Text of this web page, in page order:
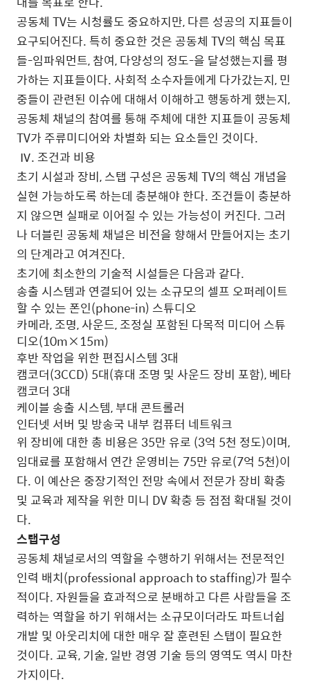
공동체 TV는 시청률도 중요하지만, 다른 성공의 지표들이
요구되어진다. 특히 중요한 것은 공동체 TV의 핵심 목표
들-임파워먼트, 참여, 다양성의 정도-을 달성했는지를 평
가하는 지표들이다. 사회적 소수자들에게 다가갔는지, 민
중들이 관련된 이슈에 대해서 이해하고 행동하게 했는지,
공동체 채널의 참여를 통해 주체에 대한 지표들이 공동체
TV가 주류미디어와 차별화 되는 요소들인 것이다.
Ⅳ. 조건과 비용
초기 시설과 장비, 스탭 구성은 공동체 TV의 핵심 개념을
실현 가능하도록 하는데 충분해야 한다. 조건들이 충분하
지 않으면 실패로 이어질 수 있는 가능성이 커진다. 그러
나 더블린 공동체 채널은 비전을 향해서 만들어지는 초기
의 단계라고 여겨진다.
초기에 최소한의 기술적 시설들은 다음과 같다.
송출 시스템과 연결되어 있는 소규모의 셀프 오퍼레이트
할 수 있는 폰인(phone-in) 스튜디오
카메라, 조명, 사운드, 조정실 포함된 다목적 미디어 스튜
디오(10m×15m)
후반 작업을 위한 편집시스템 3대
캠코더(3CCD) 5대(휴대 조명 및 사운드 장비 포함), 베타
캠코더 3대
케이블 송출 시스템, 부대 콘트롤러
인터넷 서버 및 방송국 내부 컴퓨터 네트워크
위 장비에 대한 총 비용은 35만 유로 (3억 5천 정도)이며,
임대료를 포함해서 연간 운영비는 75만 유로(7억 5천)이
다. 이 예산은 중장기적인 전망 속에서 전문가 장비 확충
및 교육과 제작을 위한 미니 DV 확충 등 점점 확대될 것이
다.
스탭구성
공동체 채널로서의 역할을 수행하기 위해서는 전문적인
인력 배치(professional approach to staffing)가 필수
적이다. 자원들을 효과적으로 분배하고 다른 사람들을 조
력하는 역할을 하기 위해서는 소규모이더라도 파트너쉽
개발 및 아웃리치에 대한 매우 잘 훈련된 스탭이 필요한
것이다. 교육, 기술, 일반 경영 기술 등의 영역도 역시 마찬
가지이다.